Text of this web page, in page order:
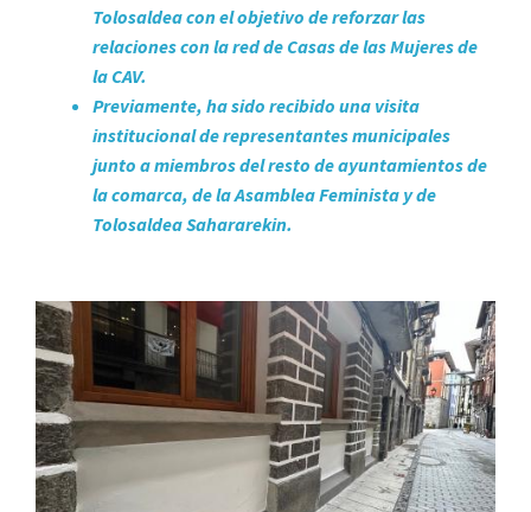
Tolosaldea con el objetivo de reforzar las
relaciones con la red de Casas de las Mujeres de
la CAV.
Previamente, ha sido recibido una visita
institucional de representantes municipales
junto a miembros del resto de ayuntamientos de
la comarca, de la Asamblea Feminista y de
Tolosaldea Sahararekin.